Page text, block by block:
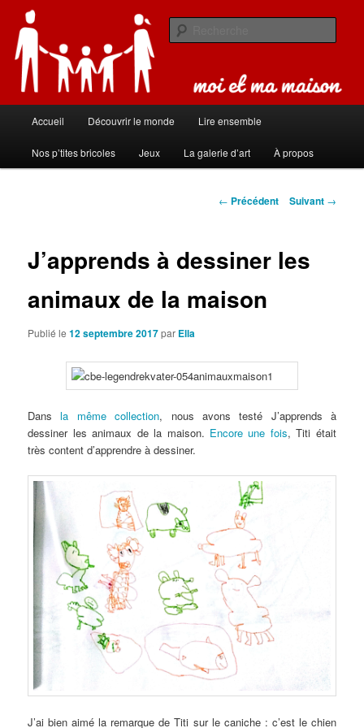
contenu
principalMoi et ma maison
Carnet de bord de famille
principal
Accueil Découvrir le monde Lire ensemble
Nos p’tites bricoles Jeux La galerie d’art À propos
Navigation
← Précédent Suivant →
J’apprends à dessiner les
animaux de la maison
Publié le12 septembre 2017par Ella
Dansla même collection, nous avons testé J’apprends à
dessiner les animaux de la maison. Encore une fois, Titi était
très content d’apprendre à dessiner.
J’ai bien aimé la remarque de Titi sur le caniche : c’est le chien